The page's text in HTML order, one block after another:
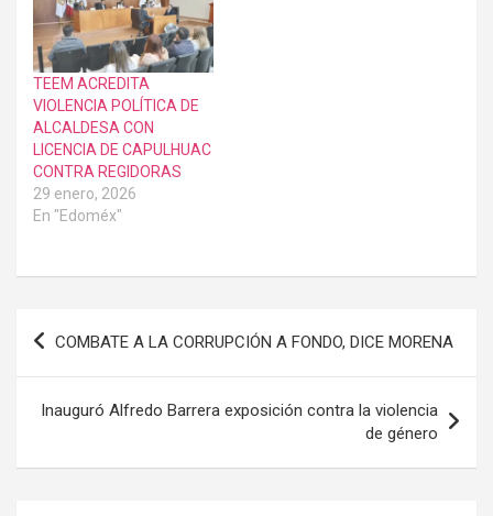
TEEM ACREDITA
VIOLENCIA POLÍTICA DE
ALCALDESA CON
LICENCIA DE CAPULHUAC
CONTRA REGIDORAS
29 enero, 2026
En "Edoméx"
Navegación
entradas
COMBATE A LA CORRUPCIÓN A FONDO, DICE MORENA
Inauguró Alfredo Barrera exposición contra la violencia
de género